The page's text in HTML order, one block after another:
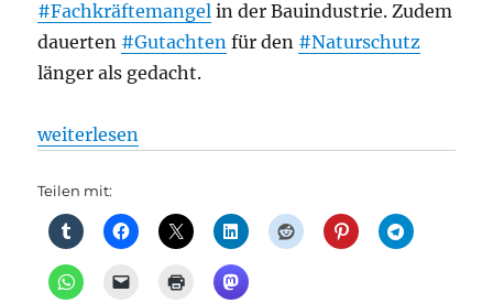
#Fachkräftemangel in der Bauindustrie. Zudem
dauerten #Gutachten für den #Naturschutz
länger als gedacht.
„Bahnverbindung von Berlin nach Stettin wird erst
weiterlesen
Teilen mit: